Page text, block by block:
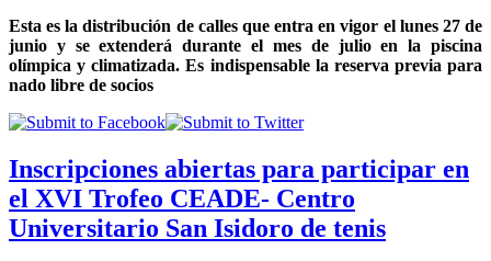
Esta es la distribución de calles que entra en vigor el lunes 27 de
junio y se extenderá durante el mes de julio en la piscina
olímpica y climatizada. Es indispensable la reserva previa para
nado libre de socios
Inscripciones abiertas para participar en
el XVI Trofeo CEADE- Centro
Universitario San Isidoro de tenis